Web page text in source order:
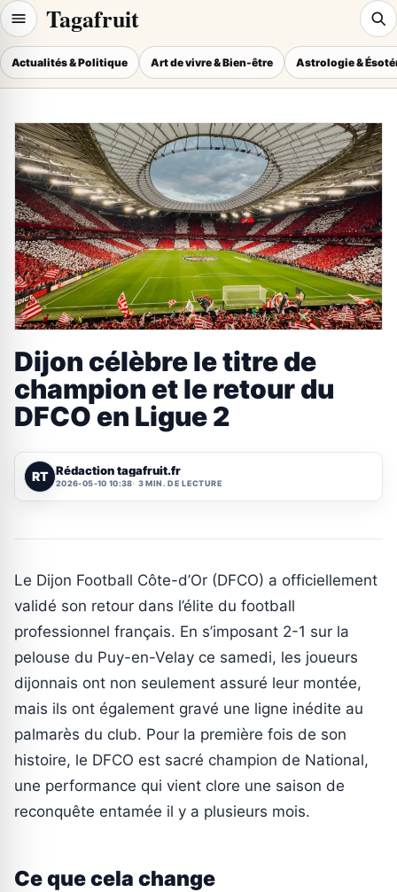
Tagafruit
Actualités & Politique Art de vivre & Bien-être Astrologie &
Dijon célèbre le titre de
champion et le retour du
DFCO en Ligue 2
RT Rédaction tagafruit.fr
2026-05-10 10:38 3 MIN. DE LECTURE
Le Dijon Football Côte-d’Or (DFCO) a officiellement
validé son retour dans l’élite du football
professionnel français. En s’imposant 2-1 sur la
pelouse du Puy-en-Velay ce samedi, les joueurs
dijonnais ont non seulement assuré leur montée,
mais ils ont également gravé une ligne inédite au
palmarès du club. Pour la première fois de son
histoire, le DFCO est sacré champion de National,
une performance qui vient clore une saison de
reconquête entamée il y a plusieurs mois.
Ce que cela change